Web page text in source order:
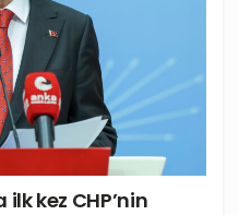
ilk kez CHP’nin